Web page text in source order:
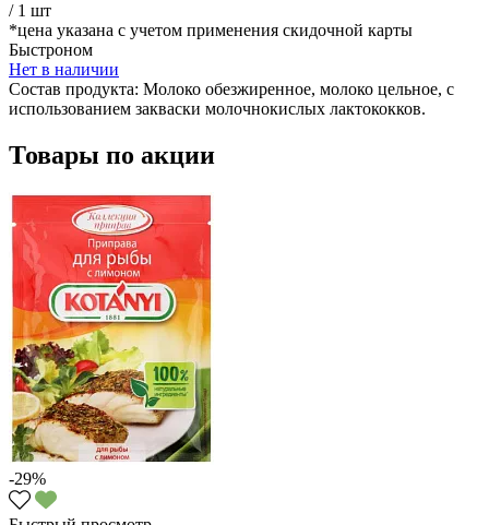
/ 1 шт
*цена указана с учетом применения скидочной карты
Быстроном
Нет в наличии
Состав продукта: Молоко обезжиренное, молоко цельное, с
использованием закваски молочнокислых лактококков.
Товары по акции
-29%